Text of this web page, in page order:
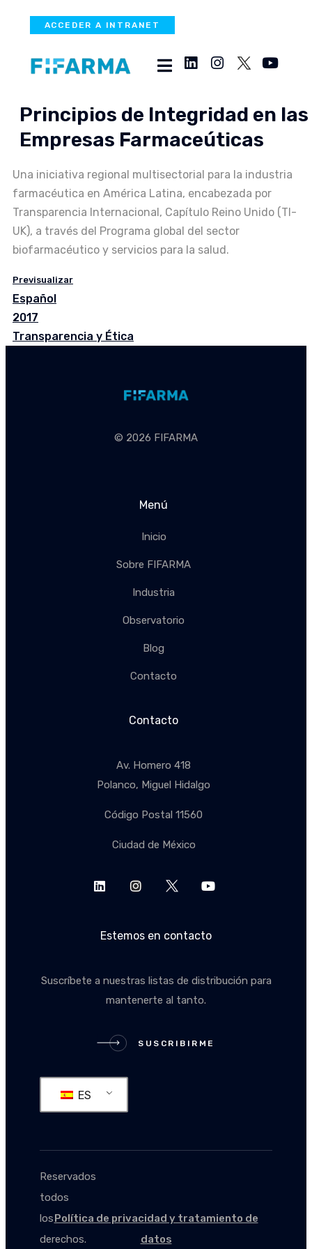
ACCEDER A INTRANET
Principios de Integridad en las
Empresas Farmaceúticas
Una iniciativa regional multisectorial para la industria
farmacéutica en América Latina, encabezada por
Transparencia Internacional, Capítulo Reino Unido (TI-
UK), a través del Programa global del sector
biofarmacéutico y servicios para la salud.
Previsualizar
Español
2017
Transparencia y Ética
© 2026 FIFARMA
Menú
Inicio
Sobre FIFARMA
Industria
Observatorio
Blog
Contacto
Contacto
Av. Homero 418
Polanco, Miguel Hidalgo
Código Postal 11560
Ciudad de México
Estemos en contacto
Suscríbete a nuestras listas de distribución para
mantenerte al tanto.
SUSCRIBIRME
SUSCRIBIRME
ES
Reservados
todos
los
derechos.
Política de privacidad y tratamiento de
datos